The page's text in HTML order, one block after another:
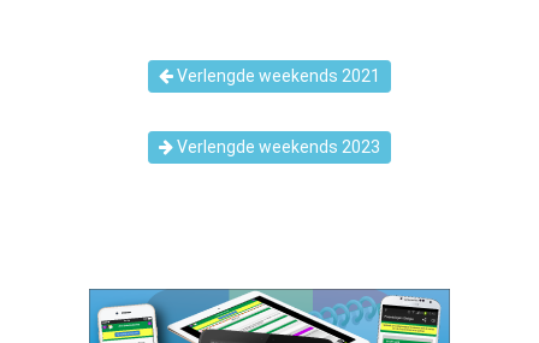
Verlengde weekends 2021
Verlengde weekends 2023